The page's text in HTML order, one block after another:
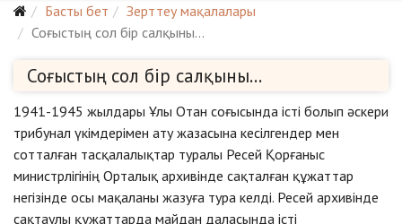
Басты бет
Зерттеу мақалалары
Соғыстың сол бір салқыны...
Соғыстың сол бір салқыны...
1941-1945 жылдары Ұлы Отан соғысында істі болып әскери
трибунал үкімдерімен ату жазасына кесілгендер мен
сотталған тасқалалықтар туралы Ресей Қорғаныс
министрлігінің Орталық архивінде сақталған құжаттар
негізінде осы мақаланы жазуға тура келді. Ресей архивінде
сақтаулы құжаттарда майдан даласында істі